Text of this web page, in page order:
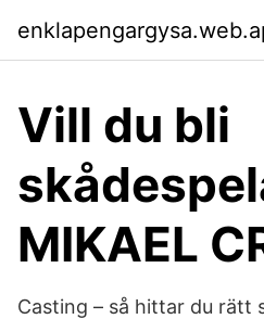
Vill du bli
MIKAEL
Casting – så hittar du rätt